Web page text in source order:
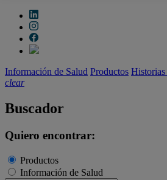
Información de Salud Productos Historias
clear
Buscador
Quiero encontrar:
Productos
Información de Salud